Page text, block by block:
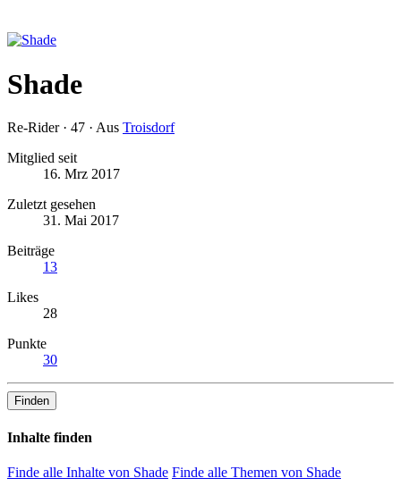
Shade
Re-Rider · 47 · Aus Troisdorf
Mitglied seit
16. Mrz 2017
Zuletzt gesehen
31. Mai 2017
Beiträge
13
Likes
28
Punkte
30
Finden
Inhalte finden
Finde alle Inhalte von Shade Finde alle Themen von Shade